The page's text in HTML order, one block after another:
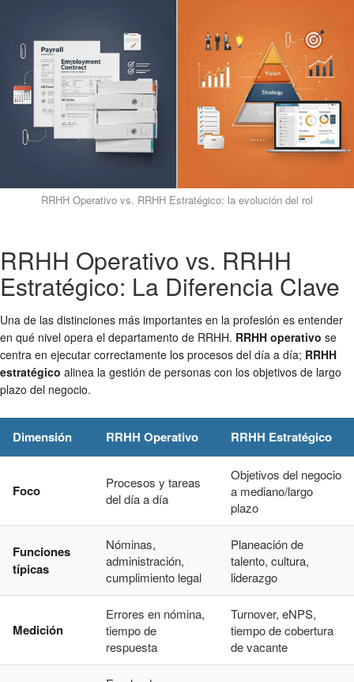
RRHH Operativo vs. RRHH Estratégico: la evolución del rol
RRHH Operativo vs. RRHH
Estratégico: La Diferencia Clave
Una de las distinciones más importantes en la profesión es entender
en qué nivel opera el departamento de RRHH. RRHH operativo se
centra en ejecutar correctamente los procesos del día a día; RRHH
estratégico alinea la gestión de personas con los objetivos de largo
plazo del negocio.
Dimensión RRHH Operativo RRHH Estratégico
Foco
Procesos y tareas
del día a día
Objetivos del negocio
a mediano/largo
plazo
Funciones
típicas
Nóminas,
administración,
cumplimiento legal
Planeación de
talento, cultura,
liderazgo
Medición
Errores en nómina,
tiempo de
respuesta
Turnover, eNPS,
tiempo de cobertura
de vacante